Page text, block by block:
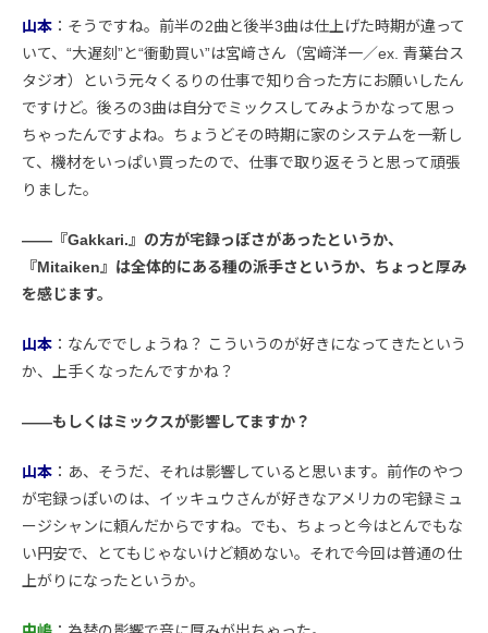
山本 ：そうですね。前半の2曲と後半3曲は仕上げた時期が違って
いて、“大遅刻”と“衝動買い”は宮﨑さん（宮﨑洋一／ex. 青葉台ス
タジオ）という元々くるりの仕事で知り合った方にお願いしたん
ですけど。後ろの3曲は自分でミックスしてみようかなって思っ
ちゃったんですよね。ちょうどその時期に家のシステムを一新し
て、機材をいっぱい買ったので、仕事で取り返そうと思って頑張
りました。
――『Gakkari.』の方が宅録っぽさがあったというか、
『Mitaiken』は全体的にある種の派手さというか、ちょっと厚み
を感じます。
山本 ：なんででしょうね？ こういうのが好きになってきたという
か、上手くなったんですかね？
――もしくはミックスが影響してますか？
山本 ：あ、そうだ、それは影響していると思います。前作のやつ
が宅録っぽいのは、イッキュウさんが好きなアメリカの宅録ミュ
ージシャンに頼んだからですね。でも、ちょっと今はとんでもな
い円安で、とてもじゃないけど頼めない。それで今回は普通の仕
上がりになったというか。